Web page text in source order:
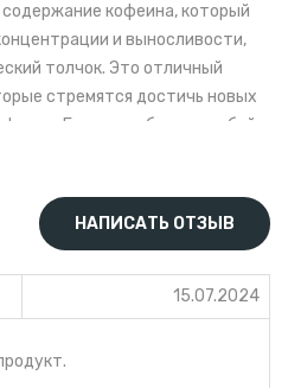
кофеина, который
и выносливости,
толчок. Это отличный
стремятся достичь новых
Берите добавку с собой
любые другие виды
для содержания
теряются с потом
и магний)
НАПИСАТЬ ОТЗЫВ
15.07.2024